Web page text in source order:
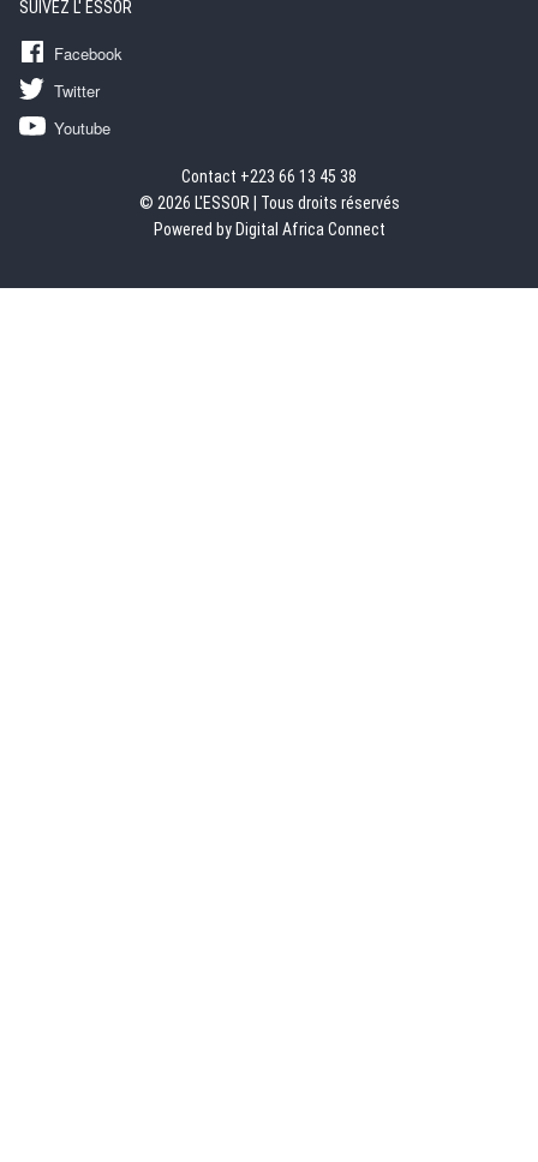
SUIVEZ L' ESSOR
Facebook
Twitter
Youtube
Contact +223 66 13 45 38
© 2026 L'ESSOR | Tous droits réservés
Powered by Digital Africa Connect